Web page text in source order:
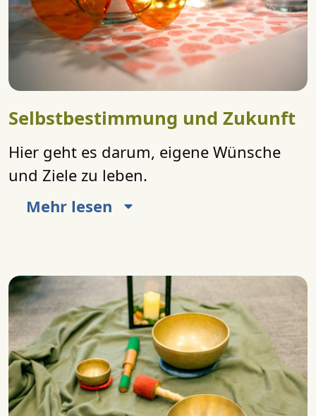
Selbstbestimmung und Zukunft
Hier geht es darum, eigene Wünsche
und Ziele zu leben.
Mehr lesen